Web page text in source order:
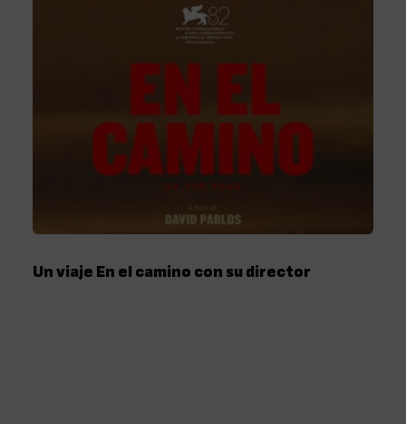
Un viaje En el camino con su director